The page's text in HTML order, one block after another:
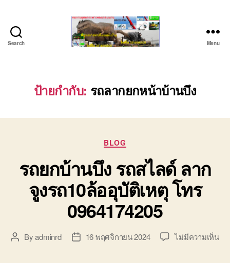
Search
ยก
ของ
ติดต่อ
0640711613,
Menu
ป้ายกำกับ: รถลากยกหน้าบ้านบึง
Categories
BLOG
รถยกบ้านบึง รถสไลด์ ลาก
จูงรถ10ล้ออุบัติเหตุ โทร
0964174205
PostByadminrd
Post16 พฤศจิกายน 2024 ไม่มีความเห็นบน